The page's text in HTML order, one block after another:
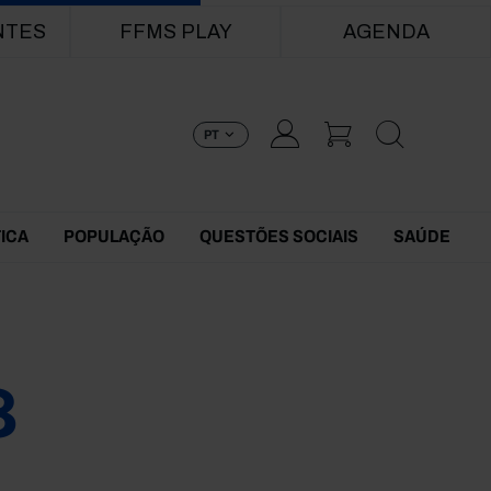
FFMS PLAY AGENDA
PT
POPULAÇÃO QUESTÕES SOCIAIS SAÚDE